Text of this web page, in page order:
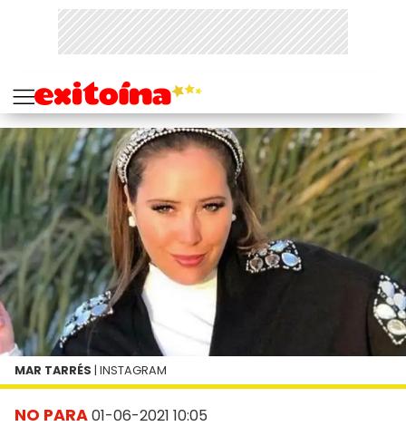
NO PARA01-06-2021 10:05
MAR TARRÉS | INSTAGRAM